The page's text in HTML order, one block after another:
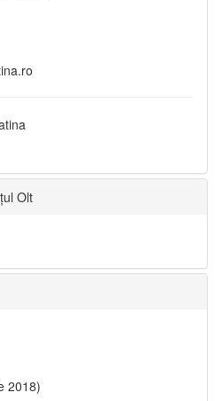
Olt
2018)